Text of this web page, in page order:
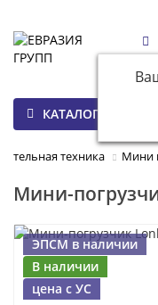
КАТАЛОГ
техника Мини
Мини-
ЭПСМ в наличии
В наличии
цена с УС